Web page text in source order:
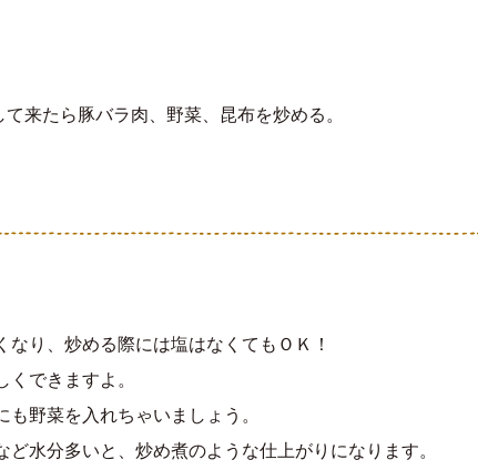
来たら豚バラ肉、野菜、昆布を炒める。
り、炒める際には塩はなくてもＯＫ！
できますよ。
野菜を入れちゃいましょう。
水分多いと、炒め煮のような仕上がりになります。